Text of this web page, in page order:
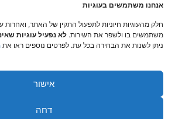
אנחנו משתמשים בעוגיות
חלק מהעוגיות חיוניות לתפעול התקין של האתר, ואחרות
משתמשים בו ולשפר את השירות. לא נפעיל עוגיות
ניתן לשנות את הבחירה בכל עת. לפרטים נוספים ראו את
אישור
דחה